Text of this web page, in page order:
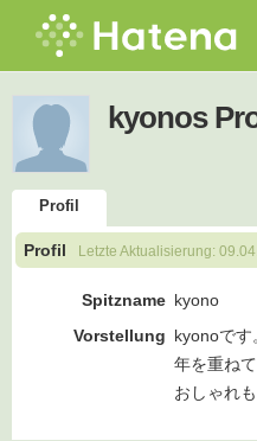
kyonos
Profil
Profil Letzte Aktualisierung:
Spitzname kyono
Vorstellung kyonoです
年を重ね
おしゃれ